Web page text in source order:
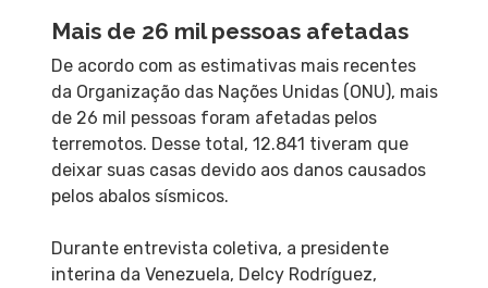
Mais de 26 mil pessoas afetadas
De acordo com as estimativas mais recentes
da Organização das Nações Unidas (ONU), mais
de 26 mil pessoas foram afetadas pelos
terremotos. Desse total, 12.841 tiveram que
deixar suas casas devido aos danos causados
pelos abalos sísmicos.
Durante entrevista coletiva, a presidente
interina da Venezuela, Delcy Rodríguez,